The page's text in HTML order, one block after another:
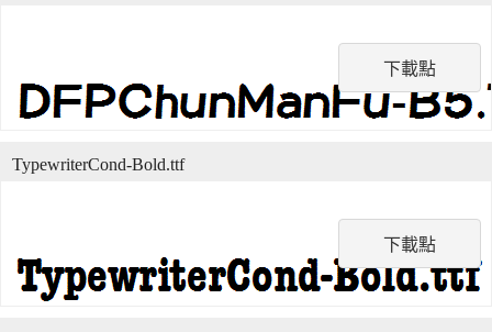
下載點
下載點
TypewriterCond-Bold.ttf